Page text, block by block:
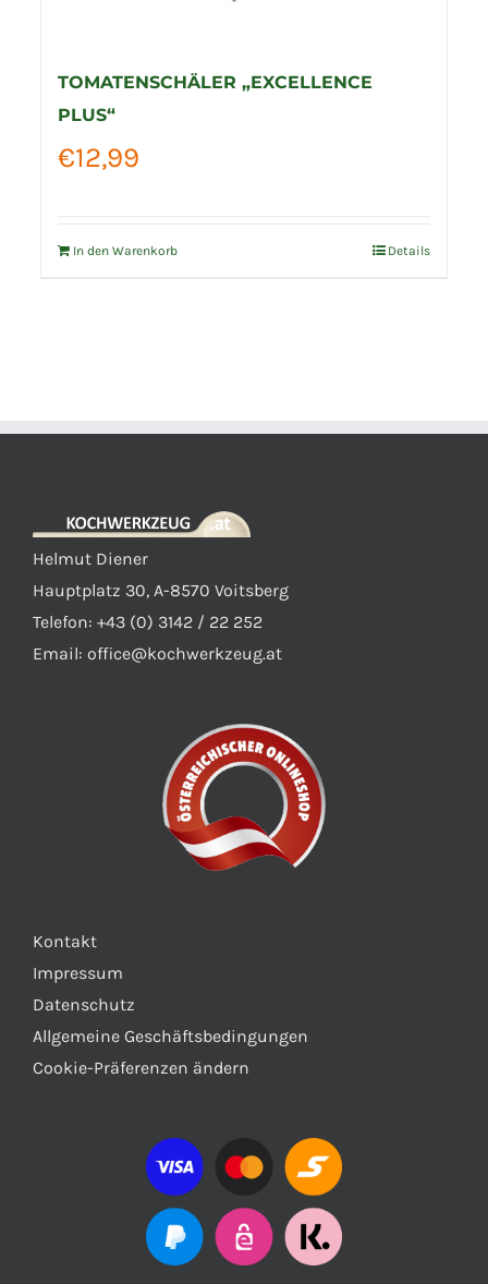
TOMATENSCHÄLER „EXCELLENCE
PLUS“
€12,99
In den Warenkorb Details
Helmut Diener
Hauptplatz 30, A-8570 Voitsberg
Telefon: +43 (0) 3142 / 22 252
Email: office@kochwerkzeug.at
Kontakt
Impressum
Datenschutz
Allgemeine Geschäftsbedingungen
Cookie-Präferenzen ändern